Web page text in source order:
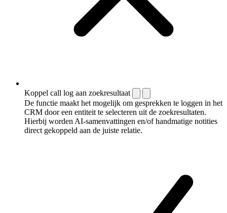
Koppel call log aan zoekresultaat
De functie maakt het mogelijk om gesprekken te loggen in het
CRM door een entiteit te selecteren uit de zoekresultaten.
Hierbij worden AI-samenvattingen en/of handmatige notities
direct gekoppeld aan de juiste relatie.